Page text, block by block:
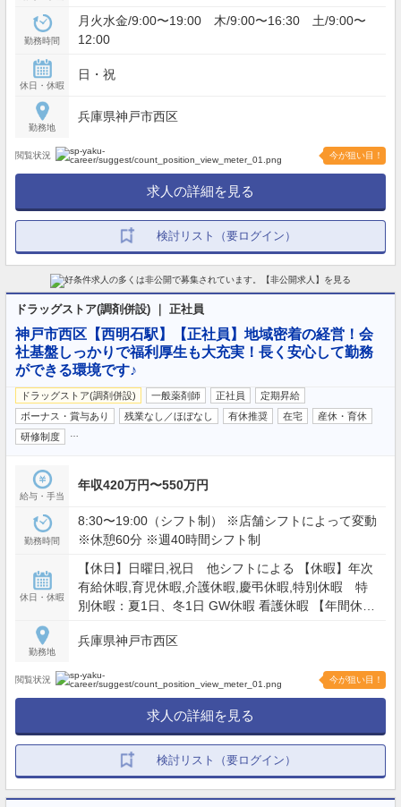
勤務時間
月火水金/9:00〜19:00 木/9:00〜16:30 土/9:00〜
12:00
休日・休暇
日・祝
勤務地
兵庫県神戸市西区
閲覧状況 今が狙い目！
求人の詳細を見る
検討リスト（要ログイン）
ドラッグストア(調剤併設) ｜ 正社員
神戸市西区【西明石駅】【正社員】地域密着の経営！会
社基盤しっかりで福利厚生も大充実！長く安心して勤務
ができる環境です♪
ドラッグストア(調剤併設) 一般薬剤師 正社員
定期昇給
ボーナス・賞与あり
残業なし／ほぼなし 有休推奨 在宅
産休・育休
研修制度
給与・手当
年収420万円〜550万円
勤務時間
8:30〜19:00（シフト制） ※店舗シフトによって変動
※休憩60分 ※週40時間シフト制
休日・休暇
【休日】日曜日,祝日 他シフトによる 【休暇】年次
有給休暇,育児休暇,介護休暇,慶弔休暇,特別休暇 特
別休暇：夏1日、冬1日 GW休暇 看護休暇 【年間休
勤務地
兵庫県神戸市西区
閲覧状況 今が狙い目！
求人の詳細を見る
検討リスト（要ログイン）